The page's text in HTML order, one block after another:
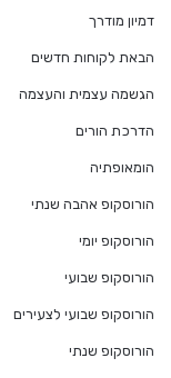
דמיון מודרך
הבאת לקוחות חדשים
הגשמה עצמית והעצמה
הדרכת הורים
הומאופתיה
הורוסקופ אהבה שנתי
הורוסקופ יומי
הורוסקופ שבועי
הורוסקופ שבועי לצעירים
הורוסקופ שנתי